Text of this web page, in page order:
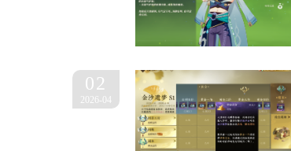
02
2026-04